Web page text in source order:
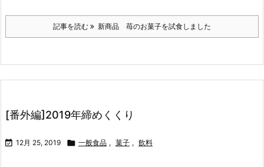
記事を読む 新商品 苺のお菓子を試食しました
[番外編]2019年締めくくり
 12月 25, 2019  一般食品 , 菓子 , 飲料